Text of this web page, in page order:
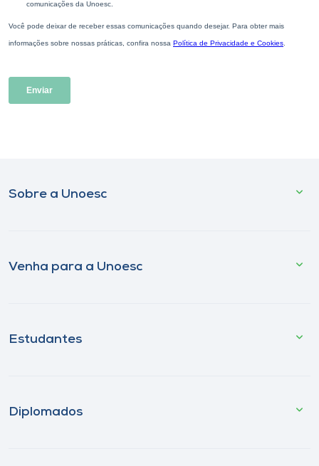
Sobre a Unoesc
Venha para a Unoesc
Estudantes
Diplomados